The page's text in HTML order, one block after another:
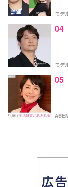
モデ
04
モデ
05